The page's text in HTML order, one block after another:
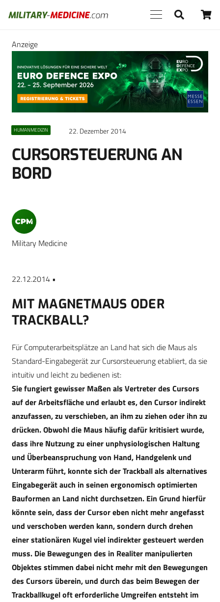
Anzeige
HUMANMEDIZIN 22. Dezember 2014
CURSORSTEUERUNG AN
BORD
Military Medicine
22.12.2014 •
MIT MAGNETMAUS ODER
TRACKBALL?
Für Computerarbeitsplätze an Land hat sich die Maus als
Standard-Eingabegerät zur Cursorsteuerung etabliert, da sie
intuitiv und leicht zu bedienen ist:
Sie fungiert gewisser Maßen als Vertreter des Cursors
auf der Arbeitsfläche und erlaubt es, den Cursor indirekt
anzufassen, zu verschieben, an ihm zu ziehen oder ihn zu
drücken. Obwohl die Maus häufig dafür kritisiert wurde,
dass ihre Nutzung zu einer unphysiologischen Haltung
und Überbeanspruchung von Hand, Handgelenk und
Unterarm führt, konnte sich der Trackball als alternatives
Eingabegerät auch in seinen ergonomisch optimierten
Bauformen an Land nicht durchsetzen. Ein Grund hierfür
könnte sein, dass der Cursor eben nicht mehr angefasst
und verschoben werden kann, sondern durch drehen
einer stationären Kugel viel indirekter gesteuert werden
muss. Die Bewegungen des in Realiter manipulierten
Objektes stimmen dabei nicht mehr mit den Bewegungen
des Cursors überein, und durch das beim Bewegen der
Trackballkugel oft erforderliche Umgreifen entsteht im